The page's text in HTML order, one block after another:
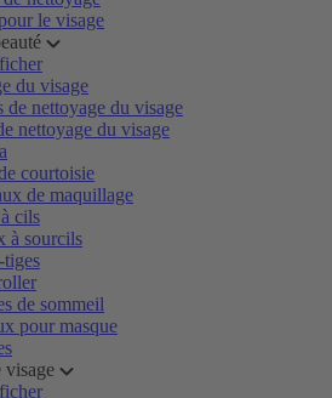
le visage
du visage
de nettoyage du visage
nettoyage du visage
courtoisie
de maquillage
cils
à sourcils
tiges
de sommeil
pour masque
visage